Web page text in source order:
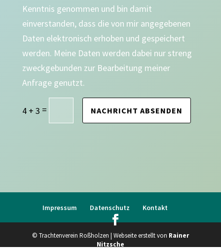
Kenntnis genommen und bin damit
einverstanden, dass die von mir angegebenen
Daten elektronisch erhoben und gespeichert
werden. Meine Daten werden dabei nur streng
zweckgebunden zur Bearbeitung meiner
Anfrage genutzt.
4 + 3 = NACHRICHT ABSENDEN
Impressum Datenschutz Kontakt
© Trachtenverein Roßholzen | Webseite erstellt von Rainer
Nitzsche